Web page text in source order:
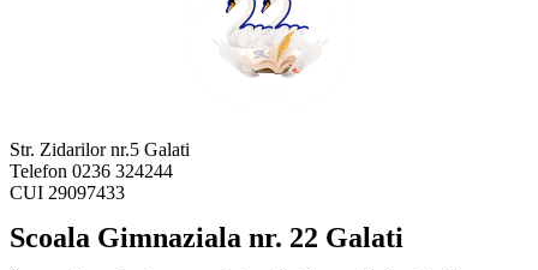
Str. Zidarilor nr.5 Galati
Telefon 0236 324244
CUI 29097433
Scoala Gimnaziala nr. 22 Galati